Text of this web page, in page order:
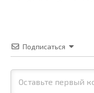
Подписаться